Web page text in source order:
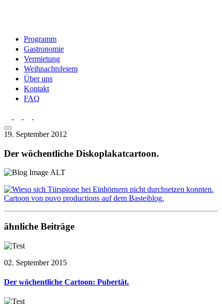
Programm
Gastronomie
Vermietung
Weihnachtsfeiern
Über uns
Kontakt
FAQ
19. September 2012
Der wöchentliche Diskoplakatcartoon.
ähnliche Beiträge
02. September 2015
Der wöchentliche Cartoon: Pubertät.